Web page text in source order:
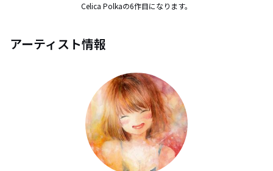
Celica Polkaの6作目になります。
アーティスト情報